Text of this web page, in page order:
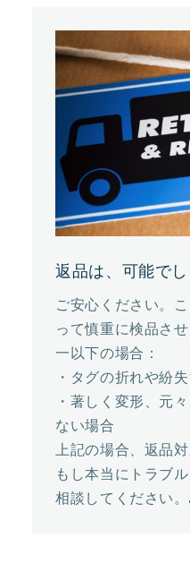
返品は、可能で
ご安心ください。
って慎重に検品さ
一以下の場合：
・タグの折れや紛
・著しく変形、元
ない場合
上記の場合、返品
もし本当にトラブ
相談してください